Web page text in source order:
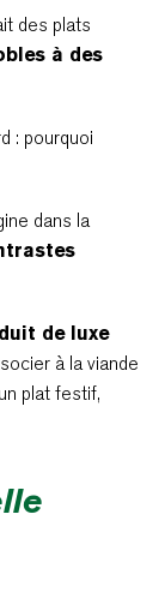
des plats
à des
: pourquoi
dans la
de luxe
à la viande
plat festif,